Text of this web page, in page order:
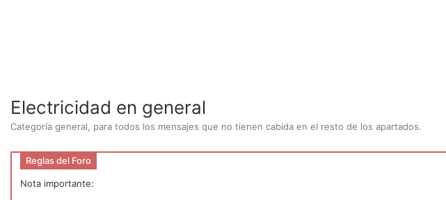
Electricidad en general
Categoría general, para todos los mensajes que no tienen cabida en el resto de los apartados.
Reglas del Foro
Nota importante: